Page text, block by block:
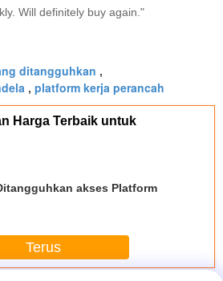
Will definitely buy again."
ditangguhkan ,
, platform kerja perancah
Harga Terbaik untuk
akses Platform
Terus